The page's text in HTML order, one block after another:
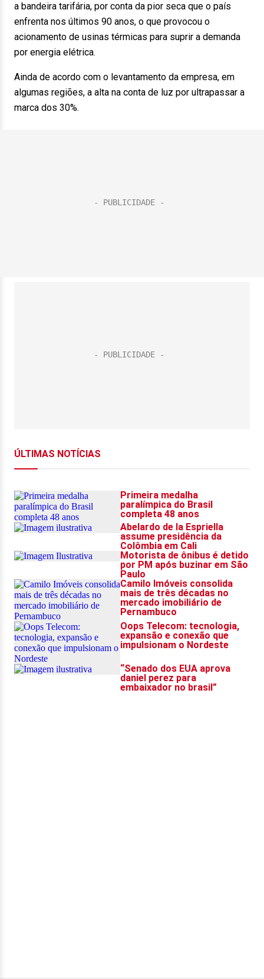
a bandeira tarifária, por conta da pior seca que o país
enfrenta nos últimos 90 anos, o que provocou o
acionamento de usinas térmicas para suprir a demanda
por energia elétrica.
Ainda de acordo com o levantamento da empresa, em
algumas regiões, a alta na conta de luz por ultrapassar a
marca dos 30%.